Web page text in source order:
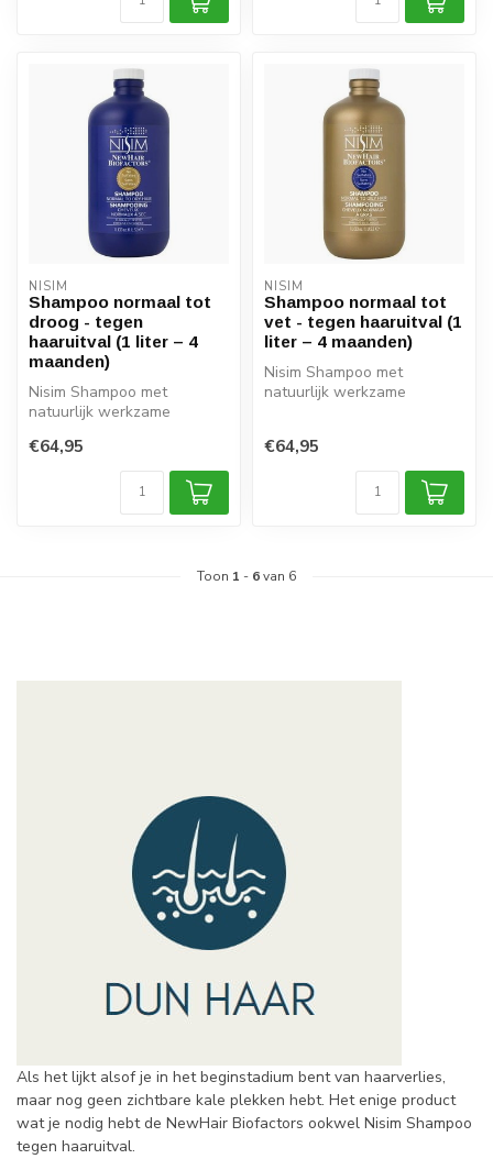
NISIM
Shampoo normaal tot
droog - tegen
haaruitval (1 liter – 4
maanden)
Nisim Shampoo met
natuurlijk werkzame
haaruitval, maar o...
€64,95
NISIM
Shampoo normaal tot
vet - tegen haaruitval (1
liter – 4 maanden)
Nisim Shampoo met
natuurlijk werkzame
€64,95
Toon 1 - 6van 6
Als het lijkt alsof je in het beginstadium bent van haarverlies,
maar nog geen zichtbare kale plekken hebt. Het enige product
wat je nodig hebt de NewHair Biofactors ookwel Nisim Shampoo
tegen haaruitval.